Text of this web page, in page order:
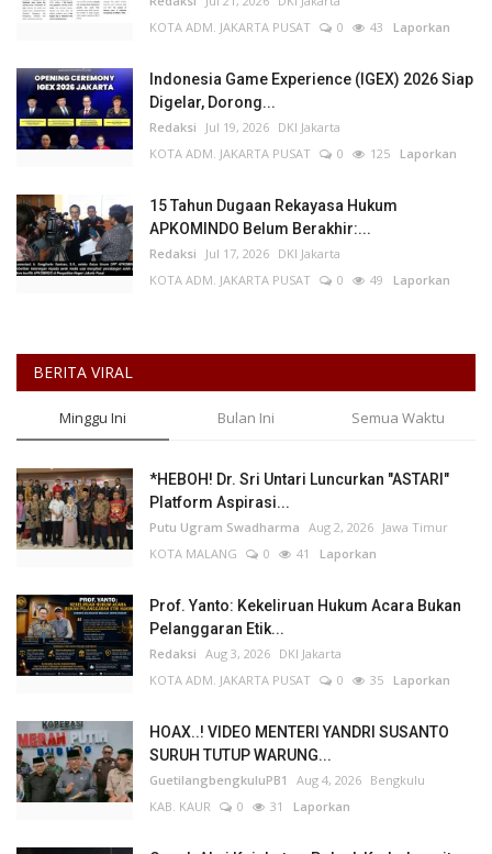
KOTA ADM. JAKARTA PUSAT
0 43 Laporkan
Indonesia Game Experience (IGEX) 2026 Siap
Digelar, Dorong...
Redaksi Jul 19, 2026 DKI Jakarta
KOTA ADM. JAKARTA PUSAT
0 125 Laporkan
15 Tahun Dugaan Rekayasa Hukum
APKOMINDO Belum Berakhir:...
Redaksi Jul 17, 2026 DKI Jakarta
KOTA ADM. JAKARTA PUSAT
0 49 Laporkan
BERITA VIRAL
Minggu Ini Bulan Ini Semua Waktu
*HEBOH! Dr. Sri Untari Luncurkan "ASTARI"
Platform Aspirasi...
Putu Ugram Swadharma Aug 2, 2026 Jawa Timur
KOTA MALANG
0 41 Laporkan
Prof. Yanto: Kekeliruan Hukum Acara Bukan
Pelanggaran Etik...
Redaksi Aug 3, 2026 DKI Jakarta
KOTA ADM. JAKARTA PUSAT
0 35 Laporkan
HOAX..! VIDEO MENTERI YANDRI SUSANTO
SURUH TUTUP WARUNG...
GuetilangbengkuluPB1 Aug 4, 2026 Bengkulu
KAB. KAUR
0 31 Laporkan